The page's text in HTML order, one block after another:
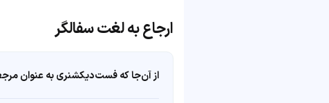
ارجاع به لغت سفالگر
از آن‌جا که فست‌دیکشنری به عنوان